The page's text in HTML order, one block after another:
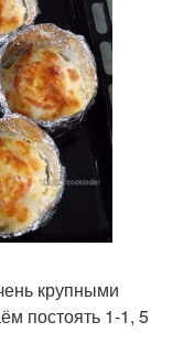
крупными
постоять 1-1, 5